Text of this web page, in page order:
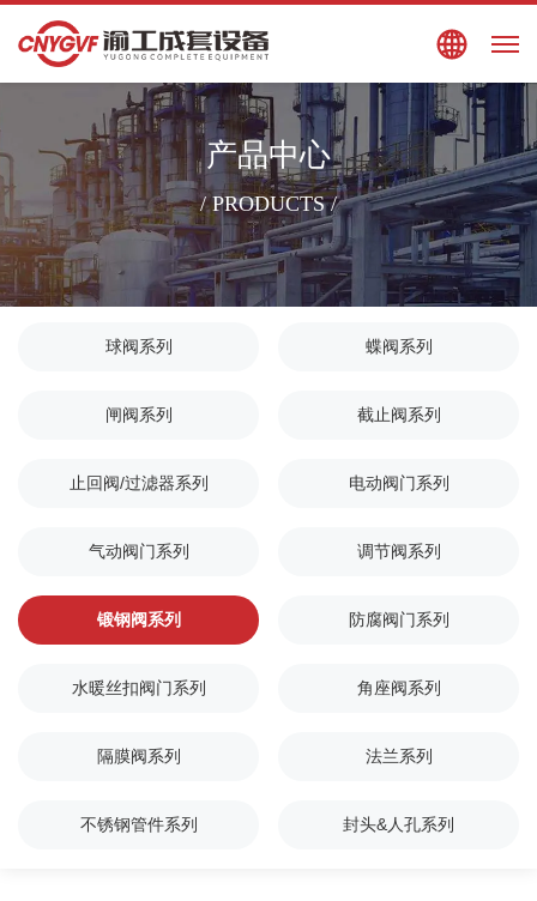
EN
产品中心
/ PRODUCTS /
球阀系列 蝶阀系列
闸阀系列 截止阀系列
止回阀/过滤器系列 电动阀门系列
气动阀门系列 调节阀系列
锻钢阀系列 防腐阀门系列
水暖丝扣阀门系列 角座阀系列
隔膜阀系列 法兰系列
不锈钢管件系列 封头&人孔系列